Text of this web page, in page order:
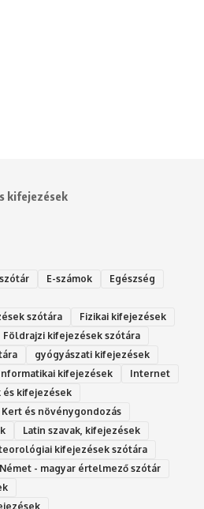
kifejezések
E-számok
Egészség
szótára
Fizikai kifejezések
Földrajzi kifejezések szótára
gyógyászati kifejezések
kifejezések
Internet
és kifejezések
Kert és növénygondozás
Latin szavak, kifejezések
kifejezések szótára
Német - magyar értelmező szótár